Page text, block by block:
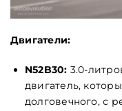
Двигатели:
N52B30: 3.0-
двигатель,
долговечного, с